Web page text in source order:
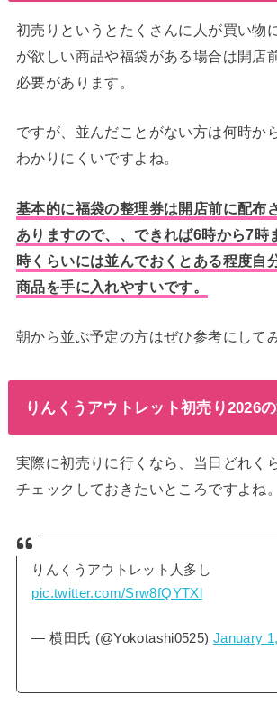
初売りというとたくさんに人が買い物
が欲しい商品や福袋がある場合は開店
必要があります。
ですが、並んだことがない方は何時か
わかりにくいですよね。
基本的に福袋の整理券は開店前に配布
ありますので、、できれば6時から7時
時くらいには並んでおくとある程度自
商品を手に入れやすいです。
朝から並ぶ予定の方はぜひ参考にして
りんくうアウトレット初売り2026
実際に初売りに行くなら、当日どれく
チェックしておきたいところですよね。
りんくうアウトレット人多し
pic.twitter.com/Srw8fQYTXl
— 横田氏 (@Yokotashi0525) January